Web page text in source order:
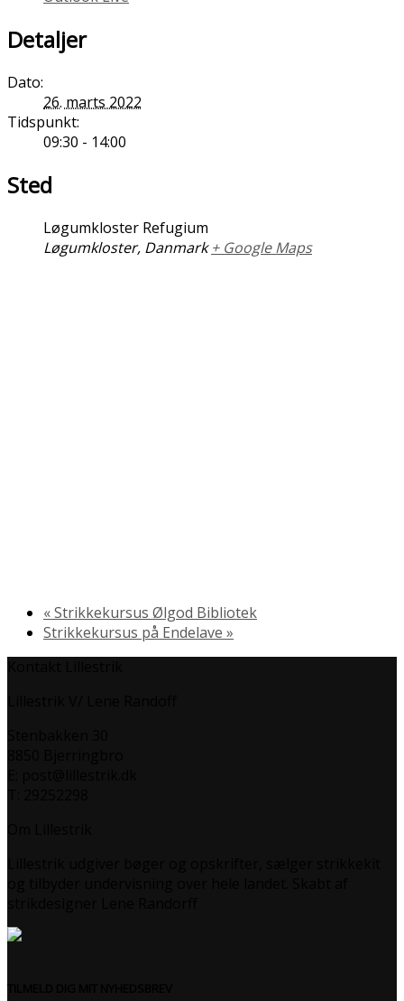
Detaljer
Dato:
26. marts 2022
Tidspunkt:
09:30 - 14:00
Sted
Løgumkloster Refugium
Løgumkloster, Danmark + Google Maps
«Strikkekursus Ølgod Bibliotek
Strikkekursus på Endelave »